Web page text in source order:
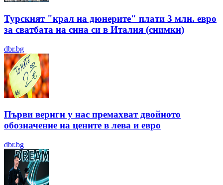
Турският "крал на дюнерите" плати 3 млн. евро
за сватбата на сина си в Италия (снимки)
dbr.bg
Първи вериги у нас премахват двойното
обозначение на цените в лева и евро
dbr.bg